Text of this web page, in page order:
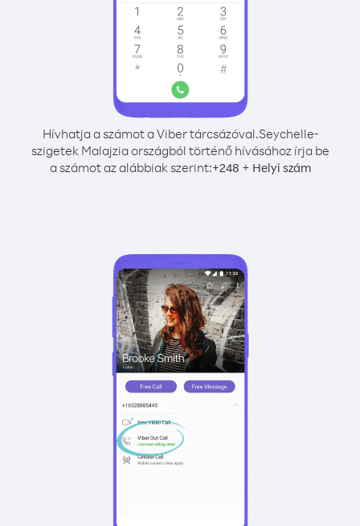
Hívhatja a számot a Viber tárcsázóval.Seychelle-
szigetek Malajzia országból történő hívásához írja be
a számot az alábbiak szerint:+248 + Helyi szám